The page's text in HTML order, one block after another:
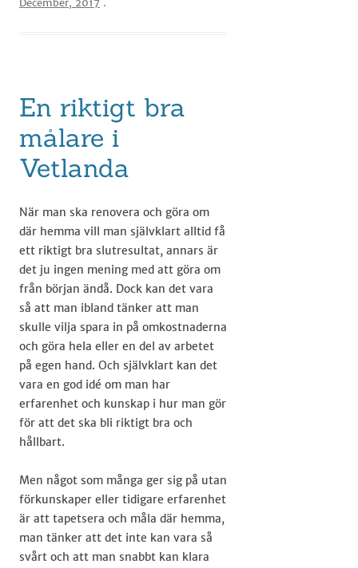
December, 2017 .
En riktigt bra
målare i
Vetlanda
När man ska renovera och göra om
där hemma vill man självklart alltid få
ett riktigt bra slutresultat, annars är
det ju ingen mening med att göra om
från början ändå. Dock kan det vara
så att man ibland tänker att man
skulle vilja spara in på omkostnaderna
och göra hela eller en del av arbetet
på egen hand. Och självklart kan det
vara en god idé om man har
erfarenhet och kunskap i hur man gör
för att det ska bli riktigt bra och
hållbart.
Men något som många ger sig på utan
förkunskaper eller tidigare erfarenhet
är att tapetsera och måla där hemma,
man tänker att det inte kan vara så
svårt och att man snabbt kan klara